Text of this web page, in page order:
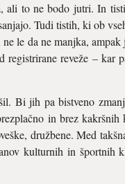
ali to ne bodo jutri. In
Tudi tistih, ki ob
le da ne manjka,
registrirane reveže – kar
Bi jih pa bistveno
in brez
družbene. Med
kulturnih in športnih